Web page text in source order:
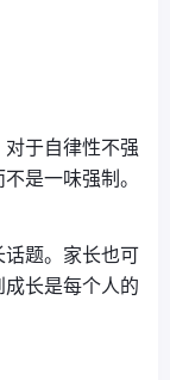
于自律性不强
是一味强制。
题。家长也可
长是每个人的